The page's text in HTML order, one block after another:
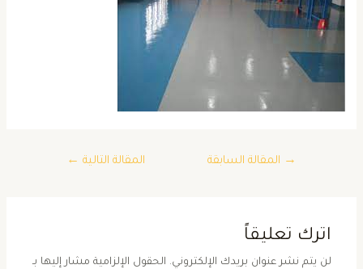
→ المقالة السابقة المقالة التالية ←
اترك تعليقاً
لن يتم نشر عنوان بريدك الإلكتروني. الحقول الإلزامية مشار إليها بـ